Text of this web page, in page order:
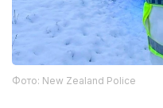
Фото: New Zealand Police